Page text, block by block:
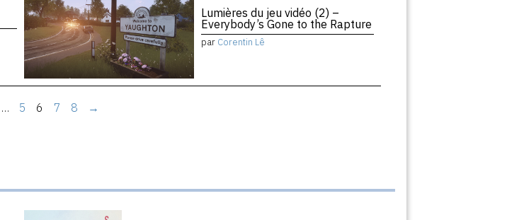
Lumières du jeu vidéo (2) –
Everybody’s Gone to the Rapture
par Corentin Lê
… 5 6 7 8 →